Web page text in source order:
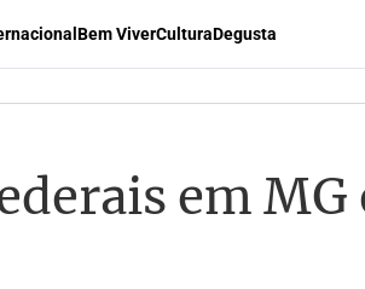
Bem ViverCulturaDegusta
em